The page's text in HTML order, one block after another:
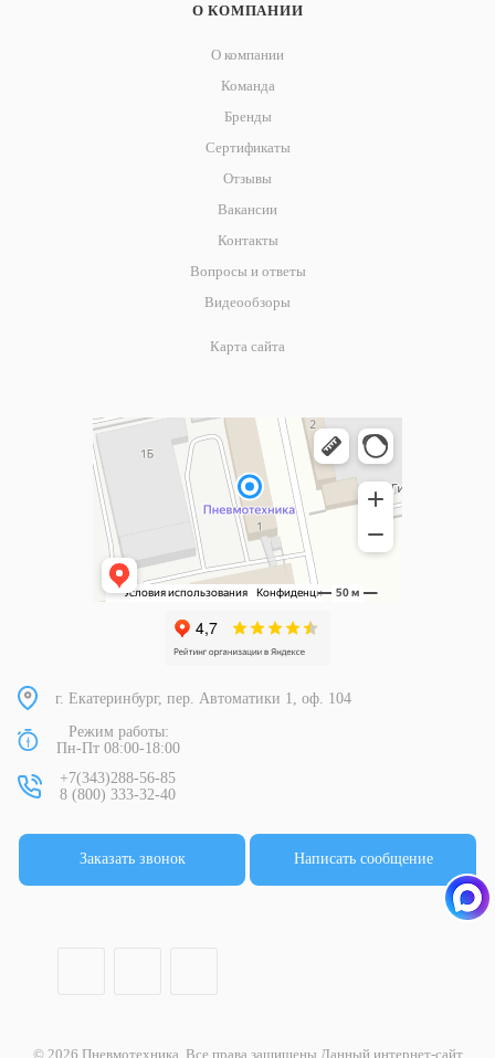
О КОМПАНИИ
О компании
Команда
Бренды
Сертификаты
Отзывы
Вакансии
Контакты
Вопросы и ответы
Видеообзоры
Карта сайта
г. Екатеринбург, пер. Автоматики 1, оф. 104
Режим работы:
Пн-Пт 08:00-18:00
+7(343)288-56-85
8 (800) 333-32-40
Заказать звонок Написать сообщение
© 2026 Пневмотехника. Все права защищены Данный интернет-сайт